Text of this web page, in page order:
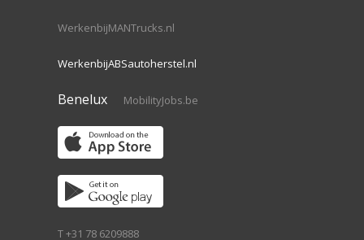
WerkenbijMANTrucks.nl
WerkenbijABSautoherstel.nl
Benelux MobilityJobs.be
T +31 78 6209888